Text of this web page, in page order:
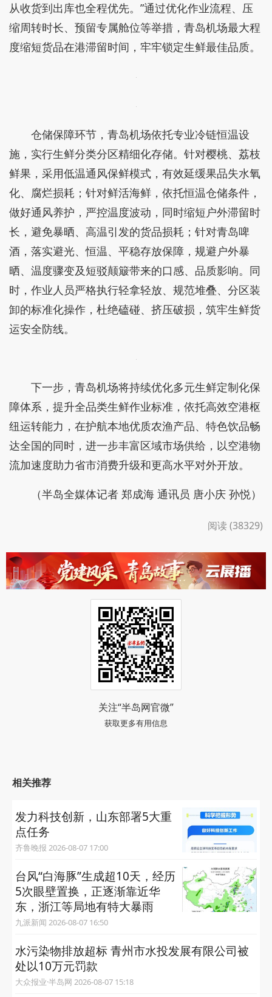
从收货到出库也全程优先。”通过优化作业流程、压
缩周转时长、预留专属舱位等举措，青岛机场最大程
度缩短货品在港滞留时间，牢牢锁定生鲜最佳品质。
仓储保障环节，青岛机场依托专业冷链恒温设
施，实行生鲜分类分区精细化存储。针对樱桃、荔枝
鲜果，采用低温通风保鲜模式，有效延缓果品失水氧
化、腐烂损耗；针对鲜活海鲜，依托恒温仓储条件，
做好通风养护，严控温度波动，同时缩短户外滞留时
长，避免暴晒、高温引发的货品损耗；针对青岛啤
酒，落实避光、恒温、平稳存放保障，规避户外暴
晒、温度骤变及短驳颠簸带来的口感、品质影响。同
时，作业人员严格执行轻拿轻放、规范堆叠、分区装
卸的标准化操作，杜绝磕碰、挤压破损，筑牢生鲜货
运安全防线。
下一步，青岛机场将持续优化多元生鲜定制化保
障体系，提升全品类生鲜作业标准，依托高效空港枢
纽运转能力，在护航本地优质农渔产品、特色饮品畅
达全国的同时，进一步丰富区域市场供给，以空港物
流加速度助力省市消费升级和更高水平对外开放。
（半岛全媒体记者 郑成海 通讯员 唐小庆 孙悦）
阅读 (38329)
关注“半岛网官微”
获取更多有用信息
相关推荐
发力科技创新，山东部署5大重
点任务
齐鲁晚报 2026-08-07 17:00
台风“白海豚”生成超10天，经历
5次眼壁置换，正逐渐靠近华
东，浙江等局地有特大暴雨
九派新闻 2026-08-07 16:50
水污染物排放超标 青州市水投发展有限公司被
处以10万元罚款
大众报业·半岛网 2026-08-07 15:18